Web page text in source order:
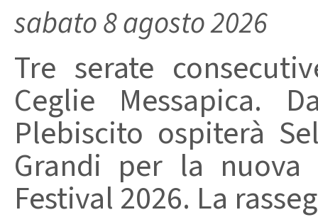
sabato 8 agosto 2026
Tre serate
Ceglie Messapica.
Plebiscito ospiterà
Grandi per la
Festival 2026. La